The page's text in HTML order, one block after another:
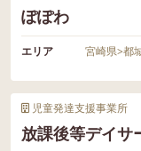
ぽぽわ
エリア 宮崎県>都
児童発達支援事業所
放課後等デイサ